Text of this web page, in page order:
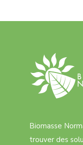
Biomasse
trouver des